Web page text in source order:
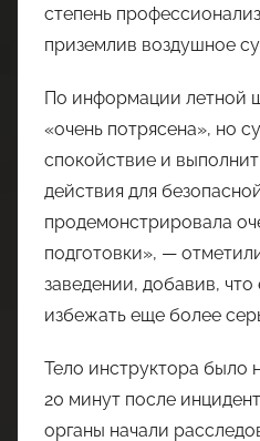
степень
приземлив воздушное
По информации летной
«очень потрясена», но
спокойствие и
действия для
продемонстрировала
подготовки», —
заведении, добавив,
избежать еще более
Тело инструктора было
20 минут после
органы начали